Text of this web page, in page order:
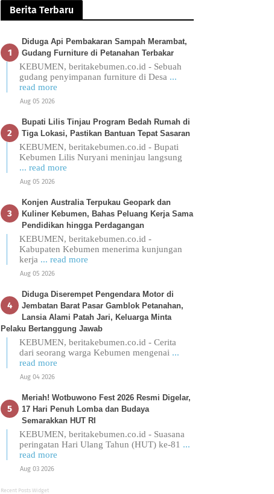
Berita Terbaru
Diduga Api Pembakaran Sampah Merambat,
Gudang Furniture di Petanahan Terbakar
KEBUMEN, beritakebumen.co.id - Sebuah
gudang penyimpanan furniture di Desa ...
read more
Aug 05 2026
Bupati Lilis Tinjau Program Bedah Rumah di
Tiga Lokasi, Pastikan Bantuan Tepat Sasaran
KEBUMEN, beritakebumen.co.id - Bupati
Kebumen Lilis Nuryani meninjau langsung
... read more
Aug 05 2026
Konjen Australia Terpukau Geopark dan
Kuliner Kebumen, Bahas Peluang Kerja Sama
Pendidikan hingga Perdagangan
KEBUMEN, beritakebumen.co.id -
Kabupaten Kebumen menerima kunjungan
kerja ... read more
Aug 05 2026
Diduga Diserempet Pengendara Motor di
Jembatan Barat Pasar Gamblok Petanahan,
Lansia Alami Patah Jari, Keluarga Minta
Pelaku Bertanggung Jawab
KEBUMEN, beritakebumen.co.id - Cerita
dari seorang warga Kebumen mengenai ...
read more
Aug 04 2026
Meriah! Wotbuwono Fest 2026 Resmi Digelar,
17 Hari Penuh Lomba dan Budaya
Semarakkan HUT RI
KEBUMEN, beritakebumen.co.id - Suasana
peringatan Hari Ulang Tahun (HUT) ke-81 ...
read more
Aug 03 2026
Recent Posts Widget